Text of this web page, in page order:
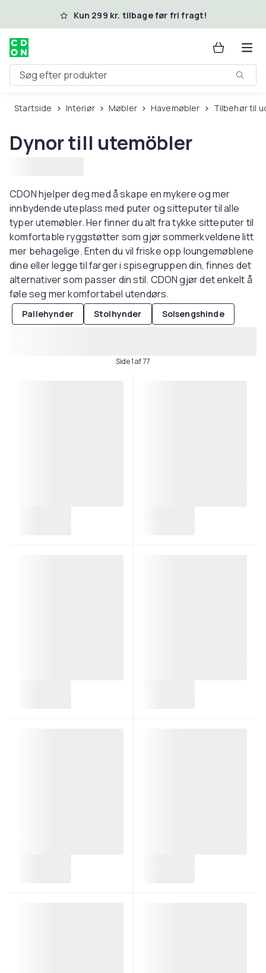
Spring til hovedindhold
Kun 299 kr. tilbage før fri fragt!
Søg efter produkter
Startside Interiør Møbler Havemøbler Tilbehør til
Dynor till utemöbler
CDON hjelper deg med å skape en mykere og mer
innbydende uteplass med puter og sitteputer til alle
typer utemøbler. Her finner du alt fra tykke sitteputer til
komfortable ryggstøtter som gjør sommerkveldene litt
mer behagelige. Enten du vil friske opp loungemøblene
dine eller legge til farger i spisegruppen din, finnes det
alternativer som passer din stil. CDON gjør det enkelt å
føle seg mer komfortabel utendørs.
Pallehynder Stolhynder Solsengshinde
Side 1 af 77